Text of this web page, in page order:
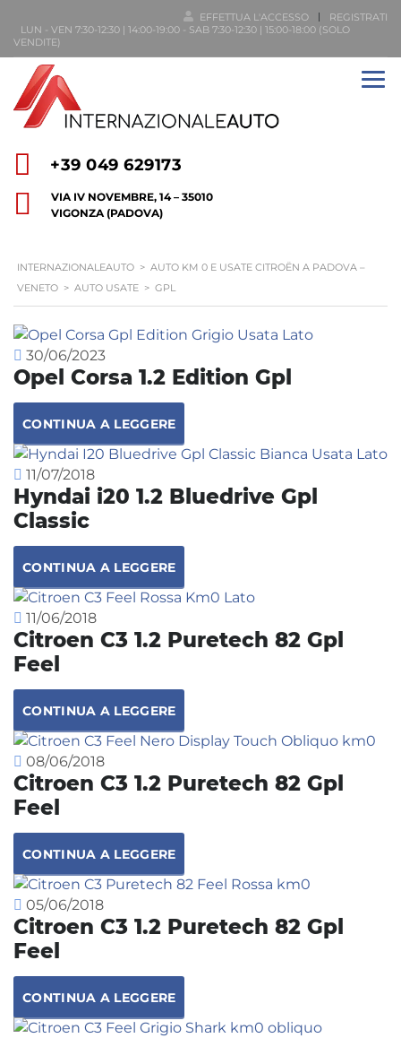
EFFETTUA L'ACCESSO
REGISTRATI
LUN - VEN 7:30-12:30 | 14:00-19:00 - SAB 7:30-12:30 | 15:00-18:00 (SOLO
VENDITE)
+39 049 629173
VIA IV NOVEMBRE, 14 – 35010
VIGONZA (PADOVA)
INTERNAZIONALEAUTO > AUTO KM 0 E USATE CITROËN A PADOVA –
VENETO > AUTO USATE > GPL
30/06/2023
Opel Corsa 1.2 Edition Gpl
CONTINUA A LEGGERE
11/07/2018
Hyndai i20 1.2 Bluedrive Gpl
Classic
CONTINUA A LEGGERE
11/06/2018
Citroen C3 1.2 Puretech 82 Gpl
Feel
CONTINUA A LEGGERE
08/06/2018
Citroen C3 1.2 Puretech 82 Gpl
Feel
CONTINUA A LEGGERE
05/06/2018
Citroen C3 1.2 Puretech 82 Gpl
Feel
CONTINUA A LEGGERE